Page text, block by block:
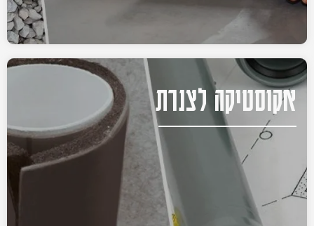
אקוסטיקה לצנרת